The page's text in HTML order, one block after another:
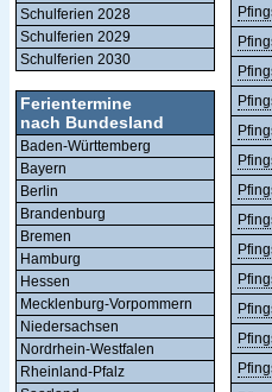
Schulferien 2028
Schulferien 2029
Schulferien 2030
Ferientermine
nach Bundesland
Baden-Württemberg
Bayern
Berlin
Brandenburg
Bremen
Hamburg
Hessen
Mecklenburg-Vorpommern
Niedersachsen
Nordrhein-Westfalen
Rheinland-Pfalz